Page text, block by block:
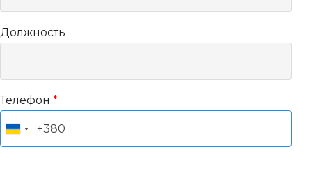
Должность
Телефон *